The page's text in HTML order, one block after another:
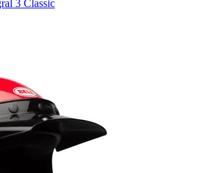
3 Classic